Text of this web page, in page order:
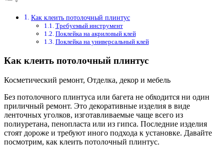
Как клеить потолочный плинтус
Требуемый инструмент
Поклейка на акриловый клей
Поклейка на универсальный клей
Как клеить потолочный плинтус
Косметический ремонт, Отделка, декор и мебель
Без потолочного плинтуса или багета не обходится ни один
приличный ремонт. Это декоративные изделия в виде
ленточных уголков, изготавливаемые чаще всего из
полиуретана, пенопласта или из гипса. Последние изделия
стоят дороже и требуют иного подхода к установке. Давайте
посмотрим, как клеить потолочный плинтус.